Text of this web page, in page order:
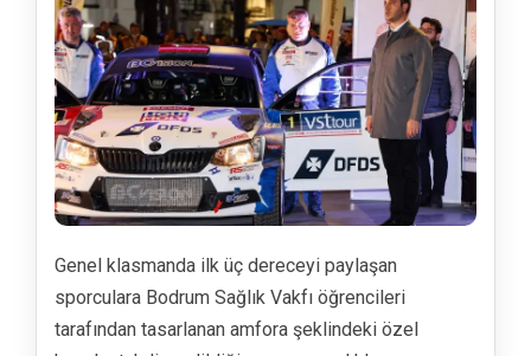
Genel klasmanda ilk üç dereceyi paylaşan
sporculara Bodrum Sağlık Vakfı öğrencileri
tarafından tasarlanan amfora şeklindeki özel